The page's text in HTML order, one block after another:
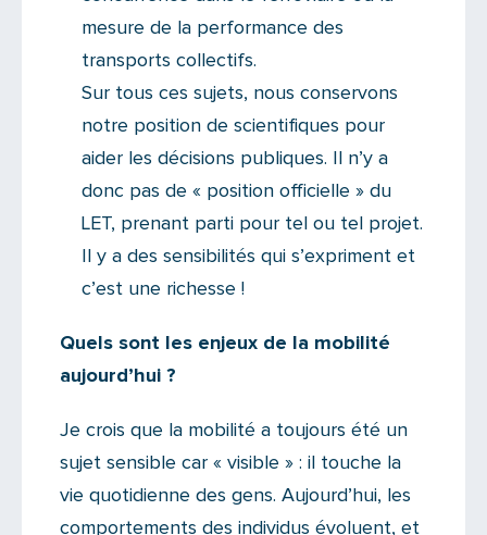
mesure de la performance des
transports collectifs.
Sur tous ces sujets, nous conservons
notre position de scientifiques pour
aider les décisions publiques. Il n’y a
donc pas de « position officielle » du
LET, prenant parti pour tel ou tel projet.
Il y a des sensibilités qui s’expriment et
c’est une richesse !
Quels sont les enjeux de la mobilité
aujourd’hui ?
Je crois que la mobilité a toujours été un
sujet sensible car « visible » : il touche la
vie quotidienne des gens. Aujourd’hui, les
comportements des individus évoluent, et